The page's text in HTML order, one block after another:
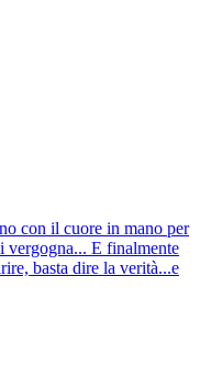
con il cuore in mano per
vergogna... E finalmente
basta dire la verità...e